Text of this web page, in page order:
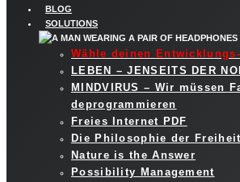
BLOG
SOLUTIONS
Wähle deinen Entwicklungs-
LEBEN – JENSEITS DER
MINDVIRUS – Wir müssen
deprogrammieren
Freies Internet PDF
Die Philosophie der Freiheit
Nature is the Answer
Possibility Management